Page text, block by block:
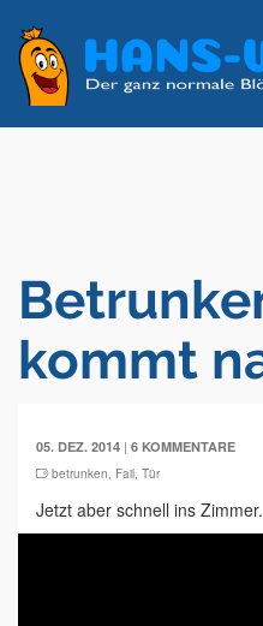
kommt
05. DEZ. 2014 | 6 KOMMENTARE
betrunken, Fail, Tür
Jetzt aber schnell ins Zimmer.